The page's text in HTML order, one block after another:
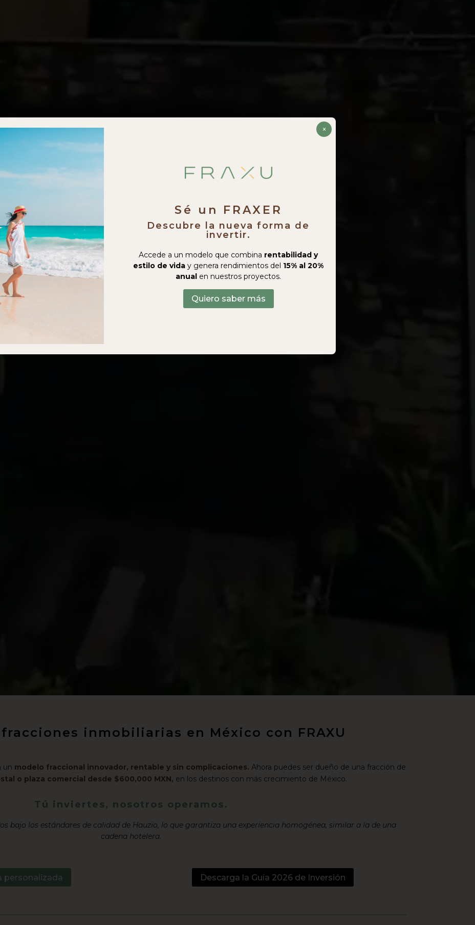
inmobiliarias en México con FRAXU
un modelo fraccional innovador, rentable y sin complicaciones. Ahora puedes ser dueño de una fracción de
o plaza comercial desde $600,000 MXN, en los destinos con más crecimiento de México.
Tú inviertes, nosotros operamos.
bajo los estándares de calidad de Hauzio, lo que garantiza una experiencia homogénea, similar a la de una
cadena hotelera.
personalizada Descarga la Guía 2026 de Inversión
×
Sé un FRAXER
Descubre la nueva forma de
invertir.
Accede a un modelo que combina rentabilidad y
estilo de vida y genera rendimientos del 15% al 20%
anual en nuestros proyectos.
Quiero saber más